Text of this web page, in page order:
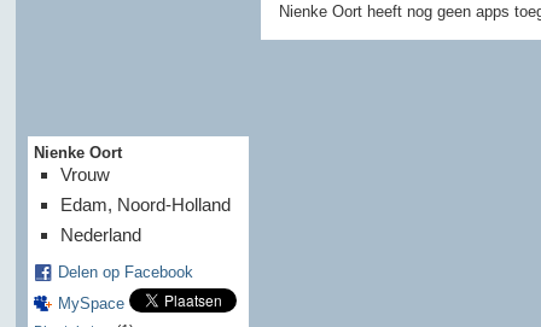
Nienke Oort
Vrouw
Edam, Noord-Holland
Nederland
Delen op Facebook
MySpace
Nienke Oort heeft nog geen apps